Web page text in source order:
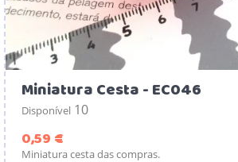
Miniatura Cesta - EC046
Disponível 10
0,59 €
Miniatura cesta das compras.